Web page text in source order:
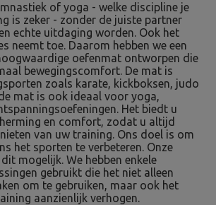
of yoga - welke discipline je
is zeker - zonder de juiste partner
echte uitdaging worden. Ook het
neemt toe. Daarom hebben we een
oefenmat ontworpen die
bewegingscomfort. De mat is
zoals karate, kickboksen, judo
mat is ook ideaal voor yoga,
Het biedt u
en comfort, zodat u altijd
van uw training. Ons doel is om
het sporten te verbeteren. Onze
mogelijk. We hebben enkele
gebruikt die het niet alleen
om te gebruiken, maar ook het
aanzienlijk verhogen.